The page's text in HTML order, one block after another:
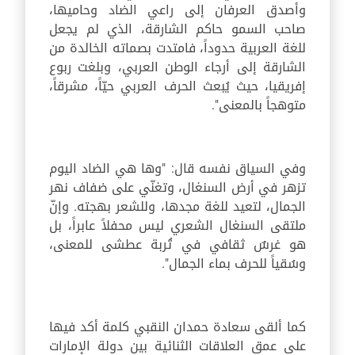
وأصدق العرفان إلى راعي الضاد وحاميها،
صاحب السمو حاكم الشارقة، الذي لم يجعل
للغة العربية حدوداً، فامتدت بصماته الخالدة من
الشارقة إلى أرجاء الوطن العربي، وبلغت ربوع
إفريقيا، حيث يُبعث الحرف العربي حيّاً، مشرقاً،
متوهجاً بالمعنى".
وفي السياق نفسه قال: "وها هي الضاد اليوم
تزهر في أرض السنغال، وتغنّي على ضفاف نهر
الجمال، لتعيد للغة مجدها، وللشعر بهجته. وإنّ
ملتقى السنغال الشعري ليس محفلاً عابراً، بل
هو غرسٌ ثقافي في تُربة عطشى للمعنى،
وسُقياً للحرف بماء الجمال".
كما ألقى سعادة حمدان النقبي كلمة أكد فيها
على عمق العلاقات الثنائية بين دولة الإمارات